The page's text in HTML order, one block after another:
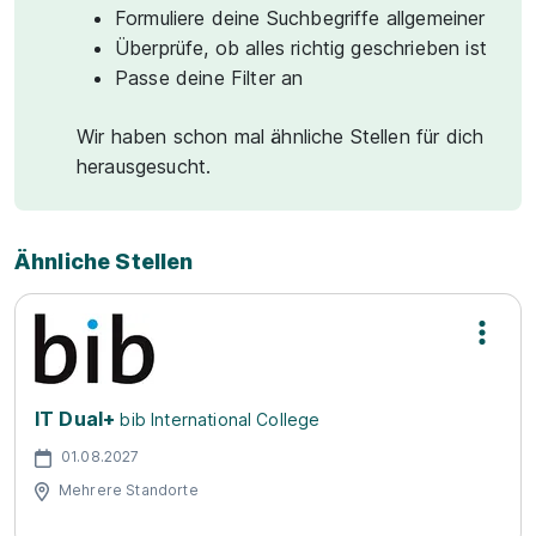
Formuliere deine Suchbegriffe allgemeiner
Überprüfe, ob alles richtig geschrieben ist
Passe deine Filter an
Wir haben schon mal ähnliche Stellen für dich
herausgesucht.
Ähnliche Stellen
IT Dual+ bib International College
01.08.2027
Mehrere Standorte